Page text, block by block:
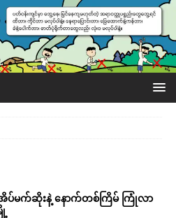
အိပ်မက်ဆိုးနဲ့ နောက်တစ်ကြိမ် ကြုံလာ